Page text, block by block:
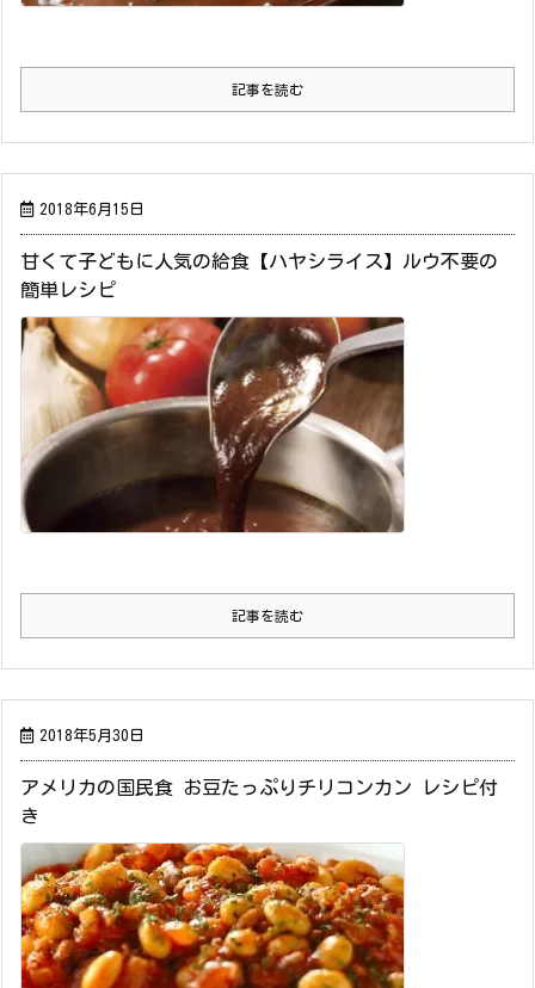
記事を読む
2018年6月15日
甘くて子どもに人気の給食【ハヤシライス】ルウ不要の
簡単レシピ
記事を読む
2018年5月30日
アメリカの国民食 お豆たっぷりチリコンカン レシピ付
き